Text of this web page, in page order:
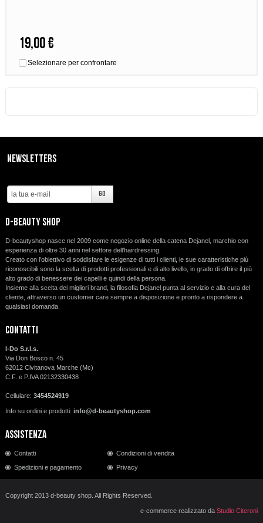
19,00 €
Selezionare per confrontare
Newsletters
d-beauty shop
D-beautyshop nasce nel 2009 come negozio online della catena Dejanel, marchio con
esperienza di oltre 30 anni nel settore dell’hairdressing.
Creato con l'obiettivo di soddisfare le esigenze di tutti i clienti, le sue caratteristiche più
riconoscibili sono la scelta di prodotti professionali e di alto livello, in grado di offrire il più
alto grado di benessere dei capelli e quindi della persona.
Insieme alla scelta dei migliori brand, la filosofia Dejanel punta al servizio e alla cura del
cliente, attraverso un customer care sempre a disposizione e pronto a rispondere a
qualsiasi domanda.
Contatti
I-Do S.r.l.s.
Via Don Bosco n. 45
62012 Civitanova Marche (Mc)
C.F. e P.IVA 02132330438
Cellulare: 3454524919
Info su ordini e prodotti: info@d-beautyshop.com
Assistenza
Contatti
Condizioni di vendita
Spedizioni e pagamento
Privacy
Copyright 2013 d-beauty shop. All Rights Reserved.
e-commerce realizzato daStudio Citeroni